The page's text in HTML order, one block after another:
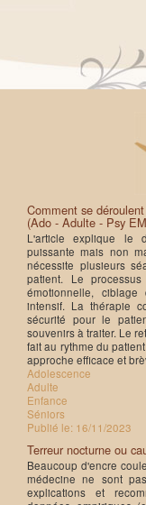
Comment se
(Ado - Adulte - Psy
L'article explique le
puissante mais non
nécessite plusieurs
patient. Le
émotionnelle, ciblage
intensif. La thérapie
sécurité pour le
souvenirs à traiter. Le
fait au rythme du
approche efficace et
Adolescence
Adulte
Enfance
Séniors
Publié le: 16/11/2023
Terreur nocturne ou
Beaucoup d'encre
médecine ne sont
explications et